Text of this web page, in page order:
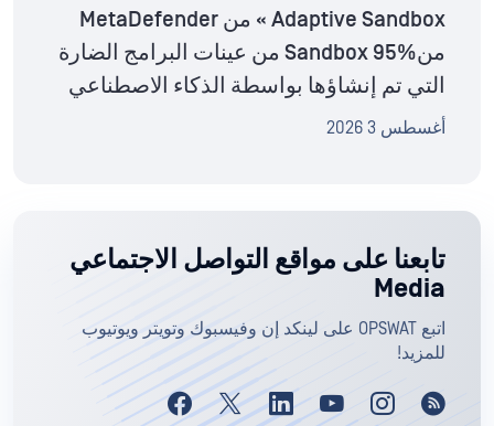
Adaptive Sandbox » من MetaDefender
منSandbox 95% من عينات البرامج الضارة
التي تم إنشاؤها بواسطة الذكاء الاصطناعي
أغسطس 3 2026
تابعنا على مواقع التواصل الاجتماعي
Media
اتبع OPSWAT على لينكد إن وفيسبوك وتويتر ويوتيوب
للمزيد!